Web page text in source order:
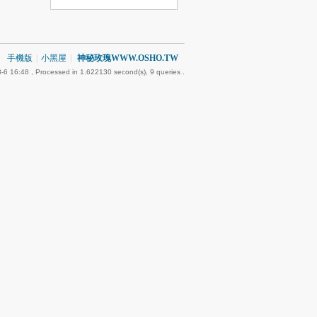
手機版 小黑屋 神秘玫瑰WWW.OSHO.TW
6 16:48 , Processed in 1.622130 second(s), 9 queries .